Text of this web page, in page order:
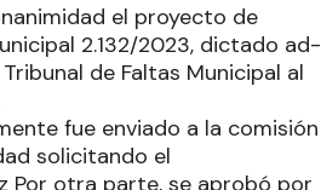
el proyecto de
2.132/2023, dictado ad-
de Faltas Municipal al
fue enviado a la comisión
solicitando el
Por otra parte, se aprobó por